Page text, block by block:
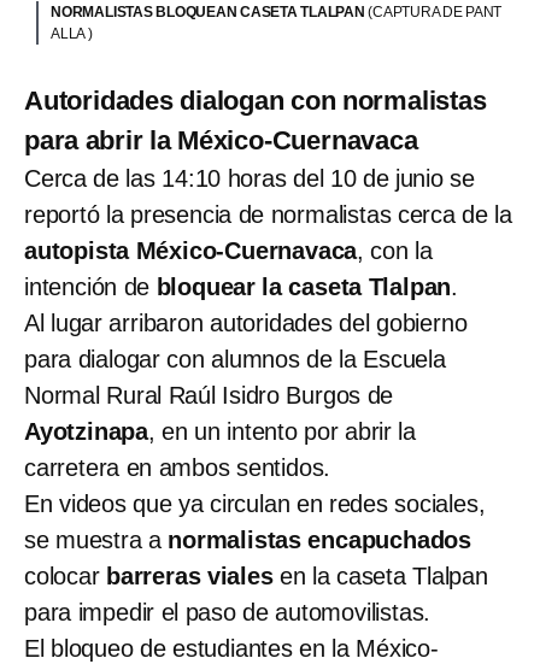
NORMALISTAS BLOQUEAN CASETA TLALPAN(CAPTURA DE PANT
ALLA )
Autoridades dialogan con normalistas
para abrir la México-Cuernavaca
Cerca de las 14:10 horas del 10 de junio se
reportó la presencia de normalistas cerca de la
autopista México-Cuernavaca, con la
intención de bloquear la caseta Tlalpan.
Al lugar arribaron autoridades del gobierno
para dialogar con alumnos de la Escuela
Normal Rural Raúl Isidro Burgos de
Ayotzinapa, en un intento por abrir la
carretera en ambos sentidos.
En videos que ya circulan en redes sociales,
se muestra a normalistas encapuchados
colocar barreras vialesen la caseta Tlalpan
para impedir el paso de automovilistas.
El bloqueo de estudiantes en la México-